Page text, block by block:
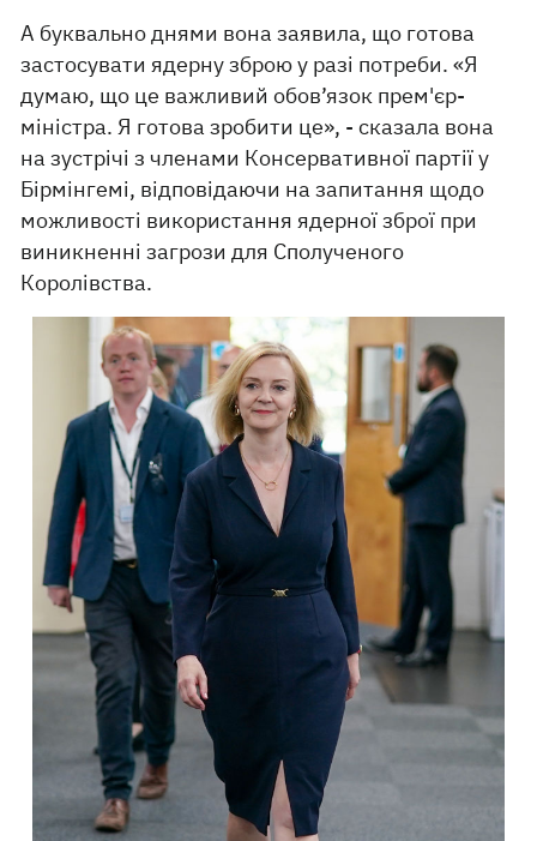
А буквально днями вона заявила, що готова
застосувати ядерну зброю у разі потреби. «Я
думаю, що це важливий обов’язок прем'єр-
міністра. Я готова зробити це», - сказала вона
на зустрічі з членами Консервативної партії у
Бірмінгемі, відповідаючи на запитання щодо
можливості використання ядерної зброї при
виникненні загрози для Сполученого
Королівства.